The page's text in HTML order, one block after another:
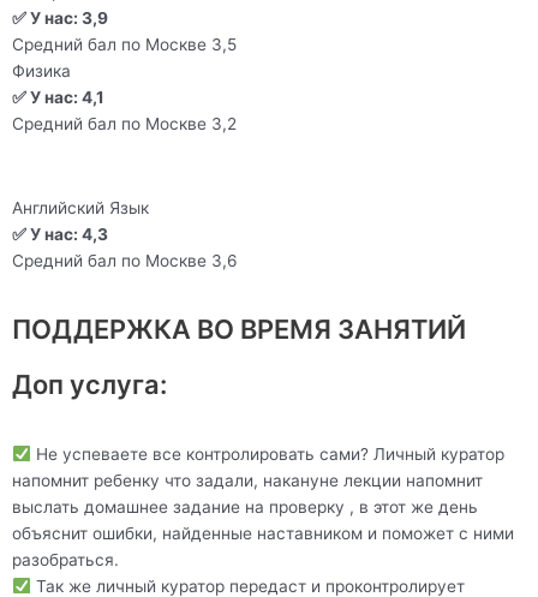
✅ У нас: 3,9
Средний бал по Москве 3,5
Физика
✅ У нас: 4,1
Средний бал по Москве 3,2
Английский Язык
✅ У нас: 4,3
Средний бал по Москве 3,6
ПОДДЕРЖКА ВО ВРЕМЯ ЗАНЯТИЙ
Доп услуга:
Не успеваете все контролировать сами? Личный куратор
напомнит ребенку что задали, накануне лекции напомнит
выслать домашнее задание на проверку , в этот же день
объяснит ошибки, найденные наставником и поможет с ними
разобраться.
Так же личный куратор передаст и проконтролирует